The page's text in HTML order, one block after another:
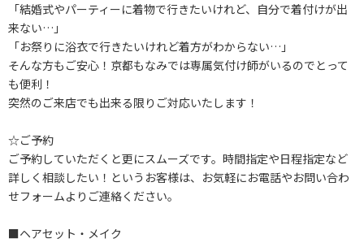
「結婚式やパーティーに着物で行きたいけれど、自分で着付けが出
来ない…」
「お祭りに浴衣で行きたいけれど着方がわからない…」
そんな方もご安心！京都もなみでは専属気付け師がいるのでとって
も便利！
突然のご来店でも出来る限りご対応いたします！
☆ご予約
ご予約していただくと更にスムーズです。時間指定や日程指定など
詳しく相談したい！というお客様は、お気軽にお電話やお問い合わ
せフォームよりご連絡ください。
■ヘアセット・メイク